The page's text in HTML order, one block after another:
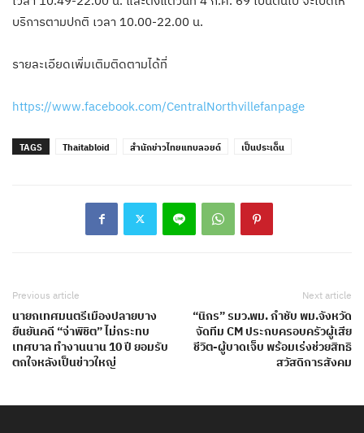
บริการตามปกติ เวลา 10.00-22.00 น.
รายละเอียดเพิ่มเติมติดตามได้ที่
https://www.facebook.com/CentralNorthvillefanpage
TAGS Thaitabloid สำนักข่าวไทยแทบลอยด์ เป็นประเด็น
Previous article
นายกเทศมนตรีเมืองปลายบาง
ยืนยันคดี “จ่าพิชิต” ไม่กระทบ
เทศบาล ทำงานนาน 10 ปี ยอมรับ
ตกใจหลังเป็นข่าวใหญ่
Next article
“นิกร” รมว.พม. กำชับ พม.จังหวัด
จัดทีม CM ประกบครอบครัวผู้เสีย
ชีวิต-ผู้บาดเจ็บ พร้อมเร่งช่วยสิทธิ
สวัสดิการสังคม